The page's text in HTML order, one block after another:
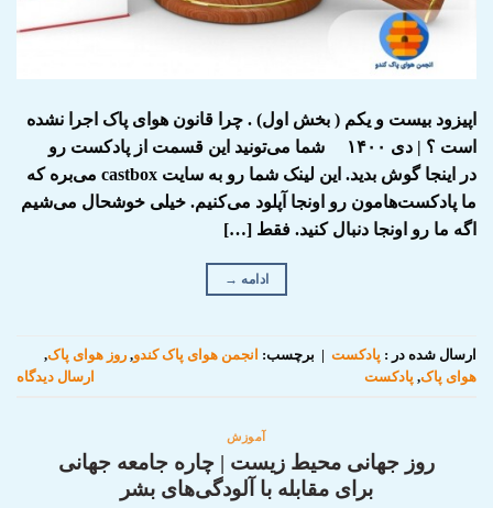
اپیزود بیست و یکم ( بخش اول) . چرا قانون هوای پاک اجرا نشده
است ؟ | دی ۱۴۰۰ شما می‌تونید این قسمت از پادکست رو
در اینجا گوش بدید. این لینک شما رو به سایت castbox می‌بره که
ما پادکست‌هامون رو اونجا آپلود می‌کنیم. خیلی خوشحال می‌شیم
اگه ما رو اونجا دنبال کنید. فقط […]
ادامه →
ارسال شده در : پادکست | برچسب: انجمن هوای پاک کندو, روز هوای پاک,
هوای پاک, پادکست ارسال دیدگاه
آموزش
روز جهانی محیط زیست | چاره جامعه جهانی
برای مقابله با آلودگی‌های بشر